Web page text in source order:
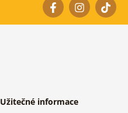
Užitečné informace